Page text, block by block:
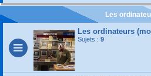
Les
Les ordinateurs
Sujets : 9